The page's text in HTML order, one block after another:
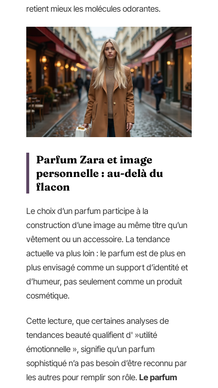
retient mieux les molécules odorantes.
Parfum Zara et image
personnelle : au-delà du
flacon
Le choix d’un parfum participe à la
construction d’une image au même titre qu’un
vêtement ou un accessoire. La tendance
actuelle va plus loin : le parfum est de plus en
plus envisagé comme un support d’identité et
d’humeur, pas seulement comme un produit
cosmétique.
Cette lecture, que certaines analyses de
tendances beauté qualifient d' »utilité
émotionnelle », signifie qu’un parfum
sophistiqué n’a pas besoin d’être reconnu par
les autres pour remplir son rôle. Le parfum